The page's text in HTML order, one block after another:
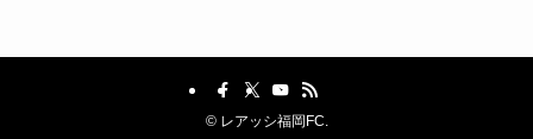
©レアッシ福岡FC.